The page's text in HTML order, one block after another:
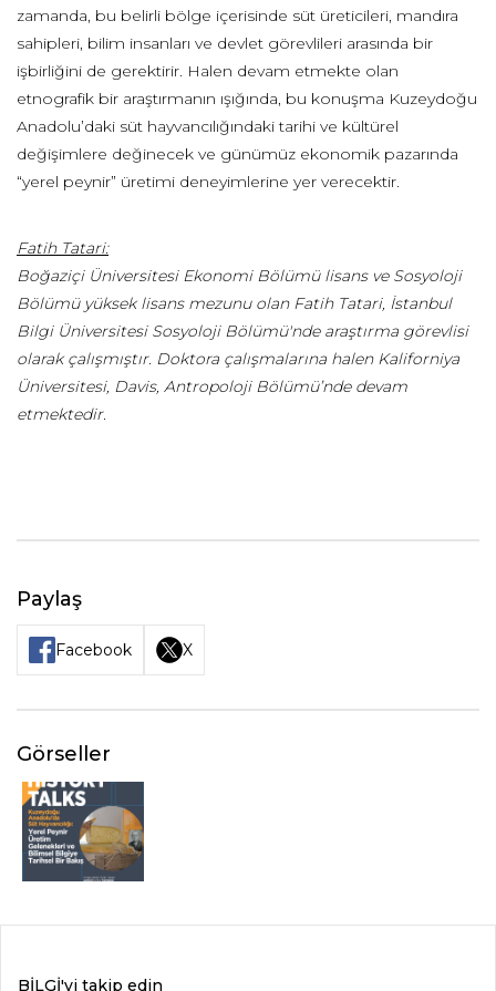
zamanda, bu belirli bölge içerisinde süt üreticileri, mandıra
sahipleri, bilim insanları ve devlet görevlileri arasında bir
işbirliğini de gerektirir. Halen devam etmekte olan
etnografik bir araştırmanın ışığında, bu konuşma Kuzeydoğu
Anadolu’daki süt hayvancılığındaki tarihi ve kültürel
değişimlere değinecek ve günümüz ekonomik pazarında
“yerel peynir” üretimi deneyimlerine yer verecektir.
Fatih Tatari:
Boğaziçi Üniversitesi Ekonomi Bölümü lisans ve Sosyoloji
Bölümü yüksek lisans mezunu olan Fatih Tatari, İstanbul
Bilgi Üniversitesi Sosyoloji Bölümü'nde araştırma görevlisi
olarak çalışmıştır. Doktora çalışmalarına halen Kaliforniya
Üniversitesi, Davis, Antropoloji Bölümü’nde devam
etmektedir.
Paylaş
Facebook X
Görseller
BİLGİ'yi takip edin